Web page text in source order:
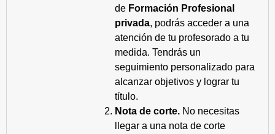
de Formación Profesional
privada, podrás acceder a una
atención de tu profesorado a tu
medida. Tendrás un
seguimiento personalizado para
alcanzar objetivos y lograr tu
título.
Nota de corte. No necesitas
llegar a una nota de corte